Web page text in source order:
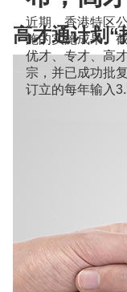
近期，香港特区
施的实施成果。
优才、专才、高
宗，并已成功批
订立的每年输入
高才通计划“